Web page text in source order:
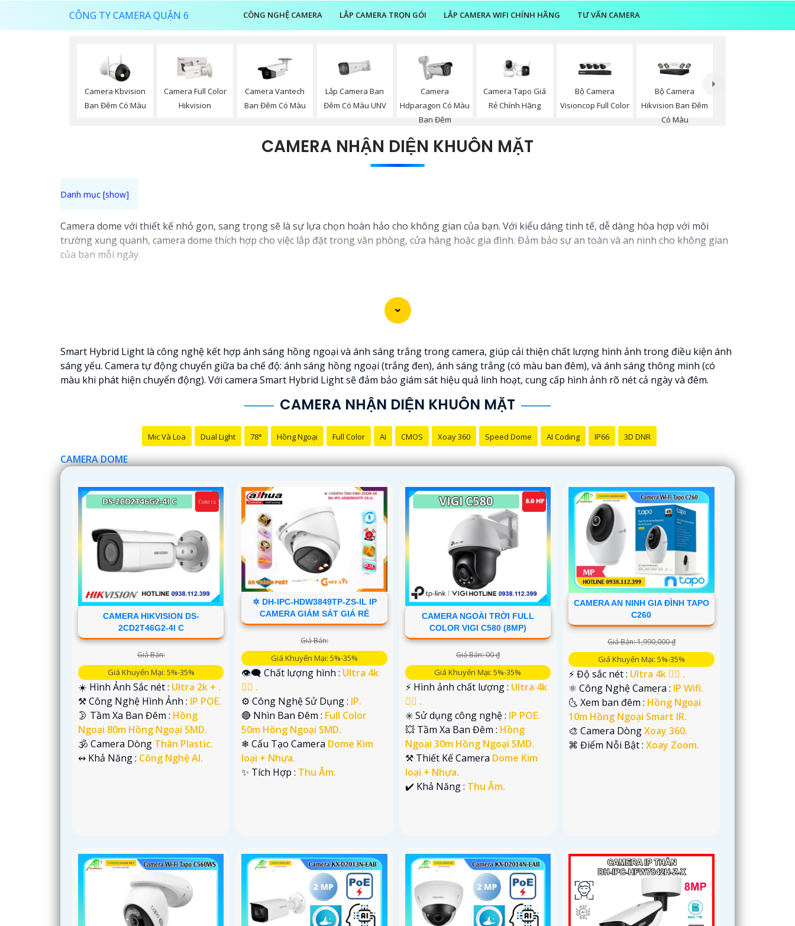
CÔNG TY CAMERA QUẬN 6 CÔNG NGHỆ CAMERA LẮP CAMERA TRỌN GÓI LẮP CAMERA WIFI CHÍNH HÃNG TƯ VẤN CAMERA
Camera Kbvision
Ban Đêm Có Màu
Camera Full Color
Hikvision
Camera Vantech
Ban Đêm Có Màu
Lắp Camera Ban
Đêm Có Màu UNV
Camera
Hdparagon Có Màu
Ban Đêm
Camera Tapo Giá
Rẻ Chính Hãng
Bộ Camera
Visioncop Full Color
Bộ Camera
Hikvision Ban Đêm
Có Màu
CAMERA NHẬN DIỆN KHUÔN MẶT
Camera dome với thiết kế nhỏ gọn, sang trọng sẽ là sự lựa chọn hoàn hảo cho không gian của bạn. Với kiểu dáng tinh tế, dễ dàng hòa hợp với môi
trường xung quanh, camera dome thích hợp cho việc lắp đặt trong văn phòng, cửa hàng hoặc gia đình. Đảm bảo sự an toàn và an ninh cho không gian
của bạn mỗi ngày.
Smart Hybrid Light là công nghệ kết hợp ánh sáng hồng ngoại và ánh sáng trắng trong camera, giúp cải thiện chất lượng hình ảnh trong điều kiện ánh
sáng yếu. Camera tự động chuyển giữa ba chế độ: ánh sáng hồng ngoại (trắng đen), ánh sáng trắng (có màu ban đêm), và ánh sáng thông minh (có
màu khi phát hiện chuyển động). Với camera Smart Hybrid Light sẽ đảm bảo giám sát hiệu quả linh hoạt, cung cấp hình ảnh rõ nét cả ngày và đêm.
CAMERA NHẬN DIỆN KHUÔN MẶT
Mic Và Loa Dual Light 78° Hồng Ngoại Full Color AI CMOS Xoay 360 Speed Dome AI Coding IP66 3D DNR
CAMERA DOME
CAMERA HIKVISION DS-
2CD2T46G2-4I C
Giá Bán:
Giá Khuyến Mại: 5%-35%
☀️ Hình Ảnh Sắc nét : Ultra 2k + .
⚒ Công Nghệ Hình Ảnh : IP POE.
🌛 Tầm Xa Ban Đêm : Hồng
Ngoại 80m Hồng Ngoại SMD.
🕉️ Camera Dòng Thân Plastic.
️↭ Khả Năng : Công Nghệ AI.
✲ DH-IPC-HDW3849TP-ZS-IL IP
CAMERA GIÁM SÁT GIÁ RẺ
Giá Bán:
Giá Khuyến Mại: 5%-35%
👁️‍🗨 Chất lượng hình : Ultra 4k
👍🏾 .
⚙ Công Nghệ Sử Dụng : IP.
🔴 Nhìn Ban Đêm : Full Color
50m Hồng Ngoại SMD.
❄ Cấu Tạo Camera Dome Kim
loại + Nhựa.
️✨ Tích Hợp : Thu Âm.
CAMERA NGOÀI TRỜI FULL
COLOR VIGI C580 (8MP)
Giá Bán: 00 ₫
Giá Khuyến Mại: 5%-35%
️⚡ Hình ảnh chất lượng : Ultra 4k
👍🏾 .
✳️ Sử dụng công nghệ : IP POE.
💥 Tầm Xa Ban Đêm : Hồng
Ngoại 30m Hồng Ngoại SMD.
⚒ Thiết Kế Camera Dome Kim
loại + Nhựa.
️✔️ Khả Năng : Thu Âm.
CAMERA AN NINH GIA ĐÌNH TAPO
C260
Giá Bán: 1,990,000 ₫
Giá Khuyến Mại: 5%-35%
️⚡ Độ sắc nét : Ultra 4k 👍🏾 .
⚛️ Công Nghệ Camera : IP Wifi.
🌜 Xem ban đêm : Hồng Ngoại
10m Hồng Ngoại Smart IR.
🎨 Camera DòngXoay 360.
️⌘ Điểm Nỗi Bật :Xoay Zoom.